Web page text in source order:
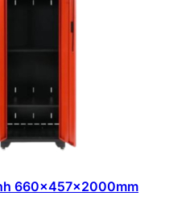
660x457x2000mm